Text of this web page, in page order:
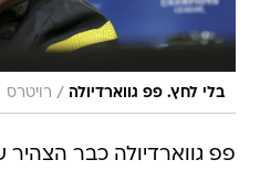
בלי לחץ. פפ גווארדיולה / רויטרס
פפ גווארדיולה כבר הצהיר